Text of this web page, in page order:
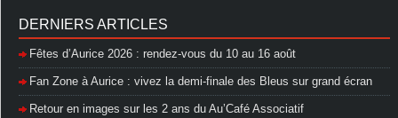
DERNIERS ARTICLES
Fêtes d’Aurice 2026 : rendez-vous du 10 au 16 août
Fan Zone à Aurice : vivez la demi-finale des Bleus sur grand écran
Retour en images sur les 2 ans du Au’Café Associatif